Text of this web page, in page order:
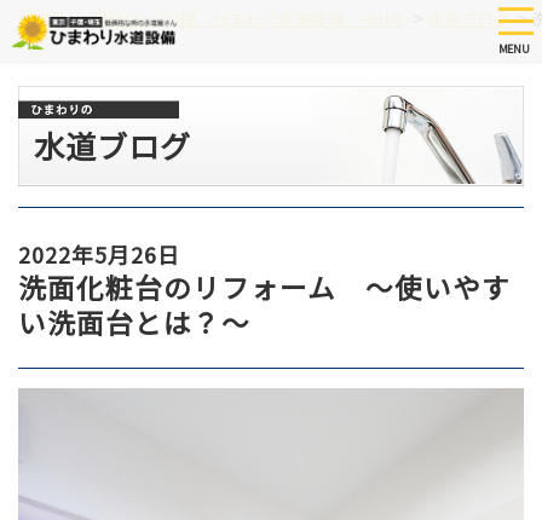
Skip
to
content
MENU
つまり、水漏れなど修理 ひまわり水道設備 HOME 水道ブログ>
水道ブログ
2022年5月26日
洗面化粧台のリフォーム ～使いやす
い洗面台とは？～